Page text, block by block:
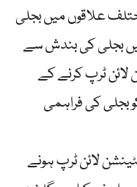
علاقوں میں بجلی
بجلی کی بندش سے
لائن ٹرپ کرنے کے
بجلی کی فراہمی
لائن ٹرپ ہونے